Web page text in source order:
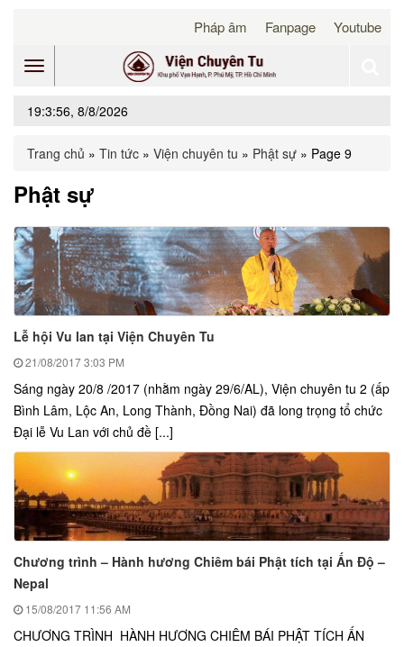
Youtube
Fanpage
Pháp âm
navigation
19:3:56, 8/8/2026
Trang chủ » Tin tức » Viện chuyên tu » Phật sự » Page 9
Phật sự
Lễ hội Vu lan tại Viện Chuyên Tu
21/08/20173:03 PM
Sáng ngày 20/8 /2017 (nhằm ngày 29/6/AL), Viện chuyên tu 2 (ấp
Bình Lâm, Lộc An, Long Thành, Đồng Nai) đã long trọng tổ chức
Đại lễ Vu Lan với chủ đề [...]
Chương trình – Hành hương Chiêm bái Phật tích tại Ấn Độ –
Nepal
15/08/2017 11:56 AM
CHƯƠNG TRÌNH HÀNH HƯƠNG CHIÊM BÁI PHẬT TÍCH ẤN